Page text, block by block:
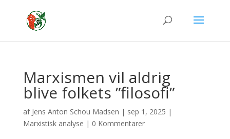
Marxismen vil aldrig
blive folkets ”filosofi”
af Jens Anton Schou Madsen | sep 1, 2025 |
Marxistisk analyse | 0 Kommentarer